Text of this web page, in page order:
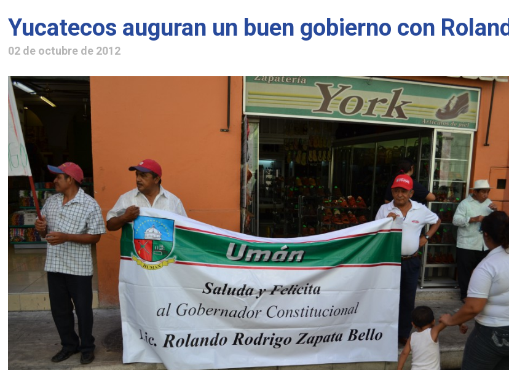
Yucatecos auguran un buen gobierno con
02 de octubre de 2012